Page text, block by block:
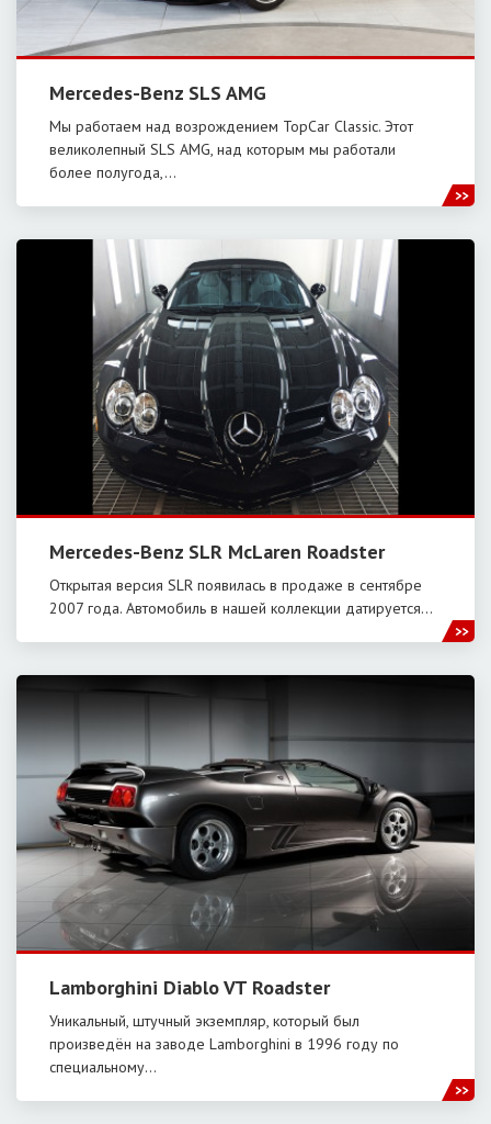
Mercedes-Benz SLS AMG
Мы работаем над возрождением TopCar Classic. Этот
великолепный SLS AMG, над которым мы работали
более полугода,…
Mercedes-Benz SLR McLaren Roadster
Открытая версия SLR появилась в продаже в сентябре
2007 года. Автомобиль в нашей коллекции датируется…
Lamborghini Diablo VT Roadster
Уникальный, штучный экземпляр, который был
произведён на заводе Lamborghini в 1996 году по
специальному…